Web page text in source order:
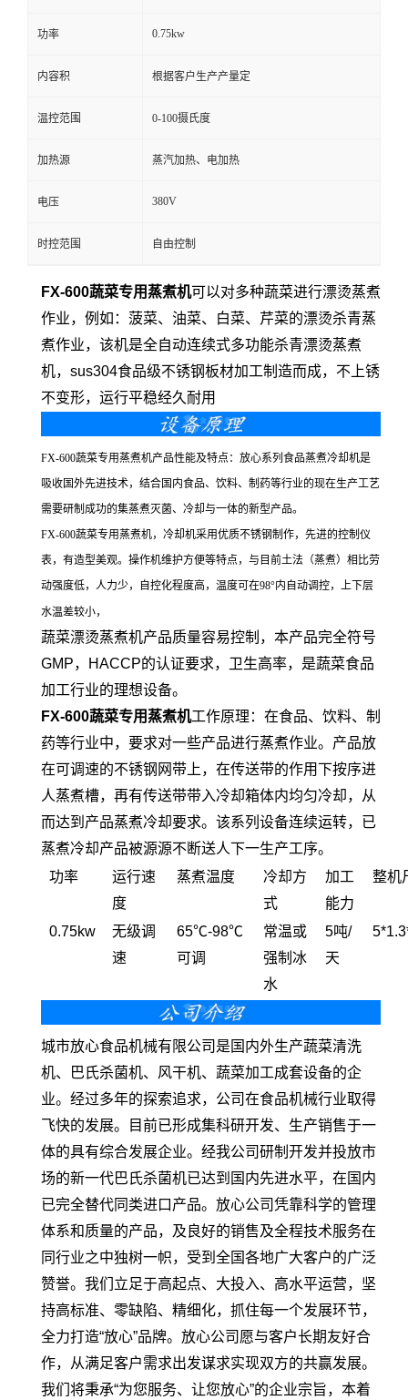
功率 0.75kw
内容积 根据客户生产产量定
温控范围 0-100摄氏度
加热源 蒸汽加热、电加热
电压 380V
时控范围 自由控制
FX-600蔬菜专用蒸煮机可以对多种蔬菜进行漂烫蒸煮
作业，例如：菠菜、油菜、白菜、芹菜的漂烫杀青蒸
煮作业，该机是全自动连续式多功能杀青漂烫蒸煮
机，sus304食品级不锈钢板材加工制造而成，不上锈
不变形，运行平稳经久耐用
FX-600蔬菜专用蒸煮机产品性能及特点：放心系列食品蒸煮冷却机是
吸收国外先进技术，结合国内食品、饮料、制药等行业的现在生产工艺
需要研制成功的集蒸煮灭菌、冷却与一体的新型产品。
FX-600蔬菜专用蒸煮机，冷却机采用优质不锈钢制作，先进的控制仪
表，有造型美观。操作机维护方便等特点，与目前土法（蒸煮）相比劳
动强度低，人力少，自控化程度高，温度可在98°内自动调控，上下层
水温差较小，
蔬菜漂烫蒸煮机产品质量容易控制，本产品完全符号
GMP，HACCP的认证要求，卫生高率，是蔬菜食品
加工行业的理想设备。
FX-600蔬菜专用蒸煮机工作原理：在食品、饮料、制
药等行业中，要求对一些产品进行蒸煮作业。产品放
在可调速的不锈钢网带上，在传送带的作用下按序进
人蒸煮槽，再有传送带带入冷却箱体内均匀冷却，从
而达到产品蒸煮冷却要求。该系列设备连续运转，已
蒸煮冷却产品被源源不断送人下一生产工序。
功率
运行速
度
蒸煮温度
冷却方
式
加工
能力
整机
0.75kw
无级调
速
65℃-98℃
可调
常温或
强制冰
水
5吨/
天
城市放心食品机械有限公司是国内外生产蔬菜清洗
机、巴氏杀菌机、风干机、蔬菜加工成套设备的企
业。经过多年的探索追求，公司在食品机械行业取得
飞快的发展。目前已形成集科研开发、生产销售于一
体的具有综合发展企业。经我公司研制开发并投放市
场的新一代巴氏杀菌机已达到国内先进水平，在国内
已完全替代同类进口产品。放心公司凭靠科学的管理
体系和质量的产品，及良好的销售及全程技术服务在
同行业之中独树一帜，受到全国各地广大客户的广泛
赞誉。我们立足于高起点、大投入、高水平运营，坚
持高标准、零缺陷、精细化，抓住每一个发展环节，
全力打造“放心”品牌。放心公司愿与客户长期友好合
作，从满足客户需求出发谋求实现双方的共赢发展。
我们将秉承“为您服务、让您放心”的企业宗旨，本着